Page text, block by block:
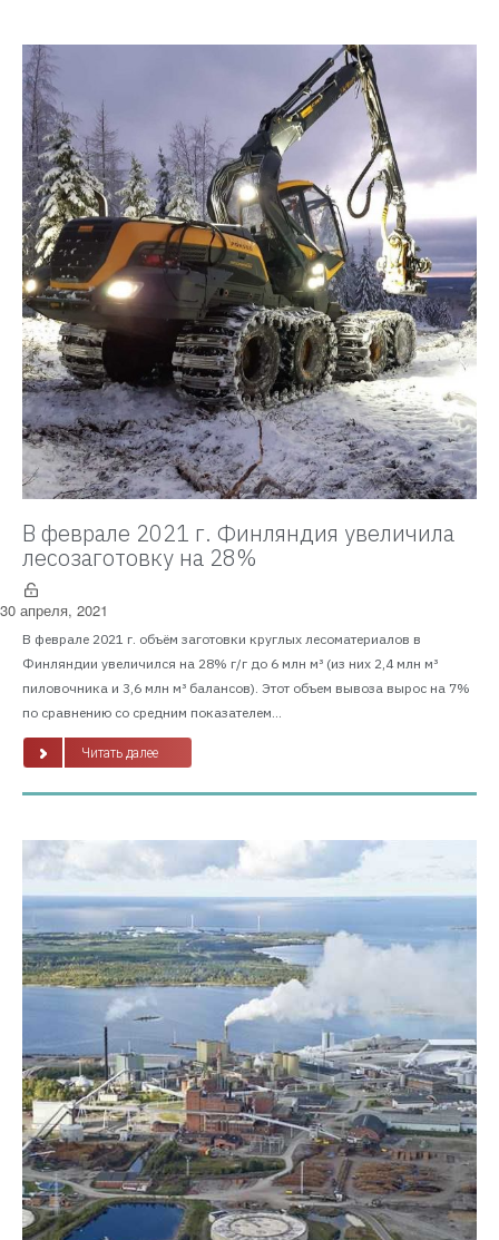
В феврале 2021 г. Финляндия увеличила
лесозаготовку на 28%
30 апреля, 2021
В феврале 2021 г. объём заготовки круглых лесоматериалов в
Финляндии увеличился на 28% г/г до 6 млн м³ (из них 2,4 млн м³
пиловочника и 3,6 млн м³ балансов). Этот объем вывоза вырос на 7%
по сравнению со средним показателем...
Читать далее